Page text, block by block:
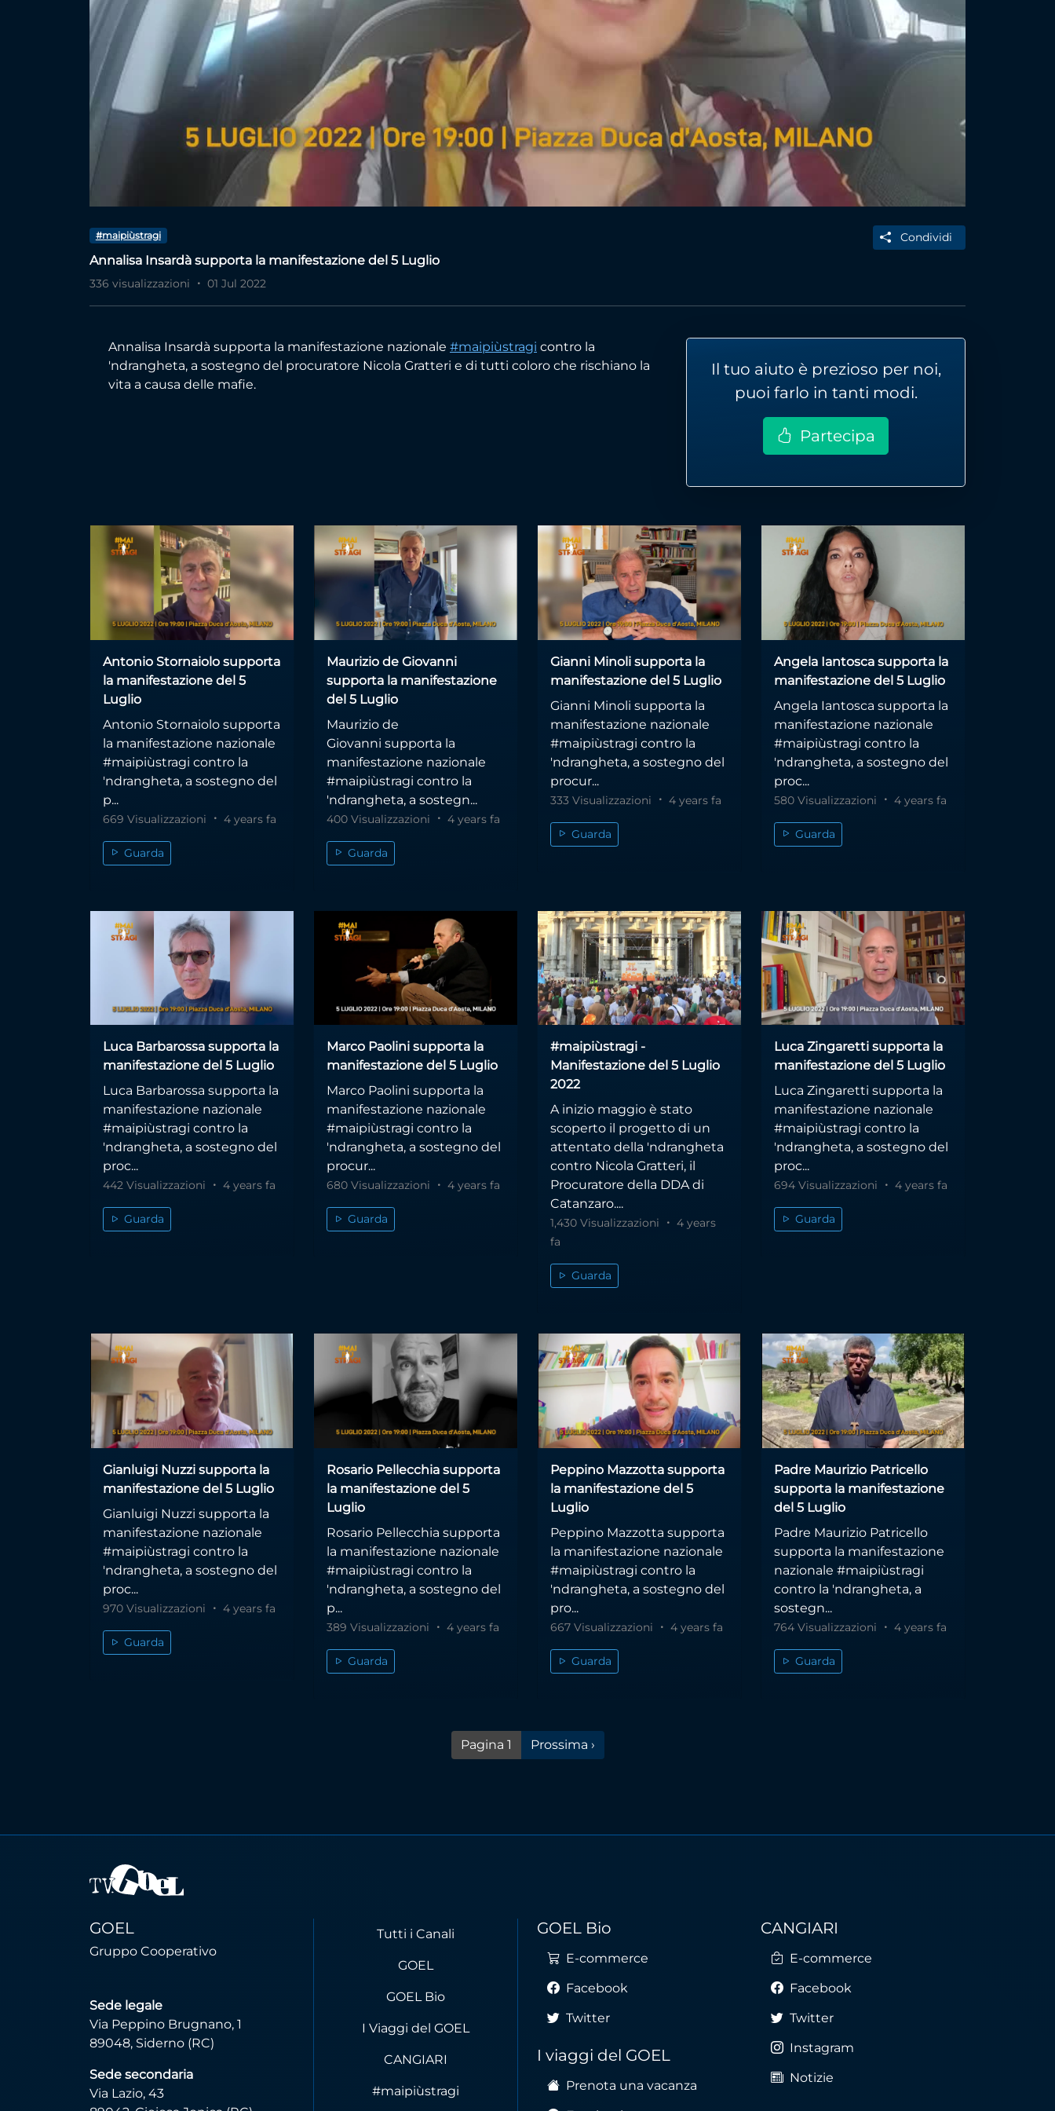
Video
#maipiùstragi Condividi
Annalisa Insardà supporta la manifestazione del 5 Luglio
336 visualizzazioni 01 Jul 2022
Annalisa Insardà supporta la manifestazione nazionale #maipiùstragi contro la
'ndrangheta, a sostegno del procuratore Nicola Gratteri e di tutti coloro che rischiano la
vita a causa delle mafie.
Il tuo aiuto è prezioso per noi,
puoi farlo in tanti modi.
Partecipa
Antonio Stornaiolo supporta
la manifestazione del 5
Luglio
Antonio Stornaiolo supporta
la manifestazione nazionale
#maipiùstragi contro la
'ndrangheta, a sostegno del
p...
669 Visualizzazioni 4 years fa
Guarda
Maurizio de Giovanni
supporta la manifestazione
del 5 Luglio
Maurizio de
Giovanni supporta la
manifestazione nazionale
#maipiùstragi contro la
'ndrangheta, a sostegn...
400 Visualizzazioni 4 years fa
Guarda
Gianni Minoli supporta la
manifestazione del 5 Luglio
Gianni Minoli supporta la
manifestazione nazionale
#maipiùstragi contro la
'ndrangheta, a sostegno del
procur...
333 Visualizzazioni 4 years fa
Guarda
Angela Iantosca supporta la
manifestazione del 5 Luglio
Angela Iantosca supporta la
manifestazione nazionale
#maipiùstragi contro la
'ndrangheta, a sostegno del
proc...
580 Visualizzazioni 4 years fa
Guarda
Luca Barbarossa supporta la
manifestazione del 5 Luglio
Luca Barbarossa supporta la
manifestazione nazionale
#maipiùstragi contro la
'ndrangheta, a sostegno del
proc...
442 Visualizzazioni 4 years fa
Guarda
Marco Paolini supporta la
manifestazione del 5 Luglio
Marco Paolini supporta la
manifestazione nazionale
#maipiùstragi contro la
'ndrangheta, a sostegno del
procur...
680 Visualizzazioni 4 years fa
Guarda
#maipiùstragi -
Manifestazione del 5 Luglio
2022
A inizio maggio è stato
scoperto il progetto di un
attentato della 'ndrangheta
contro Nicola Gratteri, il
Procuratore della DDA di
Catanzaro....
1,430 Visualizzazioni
4 years
fa
Guarda
Luca Zingaretti supporta la
manifestazione del 5 Luglio
Luca Zingaretti supporta la
manifestazione nazionale
#maipiùstragi contro la
'ndrangheta, a sostegno del
proc...
694 Visualizzazioni 4 years fa
Guarda
Gianluigi Nuzzi supporta la
manifestazione del 5 Luglio
Gianluigi Nuzzi supporta la
manifestazione nazionale
#maipiùstragi contro la
'ndrangheta, a sostegno del
proc...
970 Visualizzazioni 4 years fa
Guarda
Rosario Pellecchia supporta
la manifestazione del 5
Luglio
Rosario Pellecchia supporta
la manifestazione nazionale
#maipiùstragi contro la
'ndrangheta, a sostegno del
p...
389 Visualizzazioni 4 years fa
Guarda
Peppino Mazzotta supporta
la manifestazione del 5
Luglio
Peppino Mazzotta supporta
la manifestazione nazionale
#maipiùstragi contro la
'ndrangheta, a sostegno del
pro...
667 Visualizzazioni 4 years fa
Guarda
Padre Maurizio Patricello
supporta la manifestazione
del 5 Luglio
Padre Maurizio Patricello
supporta la manifestazione
nazionale #maipiùstragi
contro la 'ndrangheta, a
sostegn...
764 Visualizzazioni 4 years fa
Guarda
Pagina 1 Pagina successiva
Prossima ›
GOEL
Gruppo Cooperativo
Sede legale
Via Peppino Brugnano, 1
89048, Siderno (RC)
Sede secondaria
Via Lazio, 43
Tutti i Canali
GOEL
GOEL Bio
I Viaggi del GOEL
CANGIARI
#maipiùstragi
GOEL Bio
E-commerce
Facebook
Twitter
I viaggi del GOEL
Prenota una vacanza
CANGIARI
E-commerce
Facebook
Twitter
Instagram
Notizie